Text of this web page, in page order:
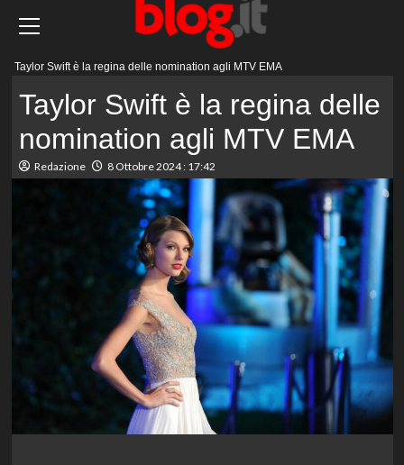
Taylor Swift è la regina delle nomination agli MTV EMA
Taylor Swift è la regina delle
nomination agli MTV EMA
Redazione 8 Ottobre 2024 : 17:42